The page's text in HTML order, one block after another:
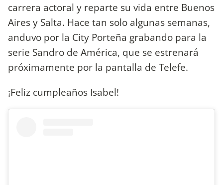
carrera actoral y reparte su vida entre Buenos
Aires y Salta. Hace tan solo algunas semanas,
anduvo por la City Porteña grabando para la
serie Sandro de América, que se estrenará
próximamente por la pantalla de Telefe.
¡Feliz cumpleaños Isabel!